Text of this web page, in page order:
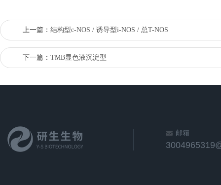
上一篇： 结构型c-NOS / 诱导型i-NOS / 总T-NOS
下一篇： TMB显色液沉淀型
邮箱